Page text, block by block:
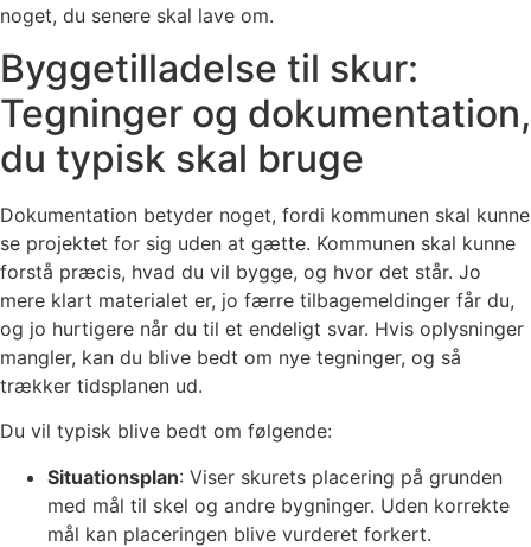
noget, du senere skal lave om.
Byggetilladelse til skur:
Tegninger og dokumentation,
du typisk skal bruge
Dokumentation betyder noget, fordi kommunen skal kunne
se projektet for sig uden at gætte. Kommunen skal kunne
forstå præcis, hvad du vil bygge, og hvor det står. Jo
mere klart materialet er, jo færre tilbagemeldinger får du,
og jo hurtigere når du til et endeligt svar. Hvis oplysninger
mangler, kan du blive bedt om nye tegninger, og så
trækker tidsplanen ud.
Du vil typisk blive bedt om følgende:
Situationsplan: Viser skurets placering på grunden
med mål til skel og andre bygninger. Uden korrekte
mål kan placeringen blive vurderet forkert.